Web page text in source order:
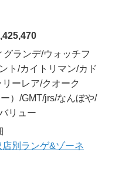
ランデ/ウォッチフ
ト/カイトリマン/カド
ーレア/クオーク
）/GMT/jrs/なんぼや/
リュー
別ランゲ&ゾーネ